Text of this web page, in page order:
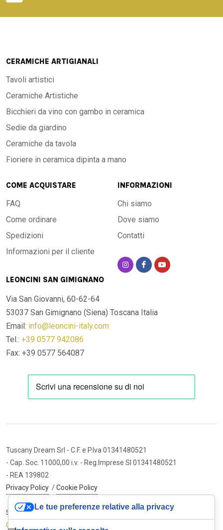
CERAMICHE ARTIGIANALI
Tavoli artistici
Ceramiche Artistiche
Bicchieri da vino con gambo in ceramica
Sedie da giardino
Ceramiche da tavola
Fioriere in ceramica dipinta a mano
COME ACQUISTARE
FAQ
Come ordinare
Spedizioni
Informazioni per il cliente
INFORMAZIONI
Chi siamo
Dove siamo
Contatti
LEONCINI SAN GIMIGNANO
Via San Giovanni, 60-62-64
53037 San Gimignano (Siena) Toscana Italia
Email: info@leoncini-italy.com
Tel.: +39 0577 942086
Fax: +39 0577 564087
Tuscany Dream Srl - C.F. e P.Iva 01341480521
- Cap. Soc. 11000,00 i.v. - Reg.Imprese SI 01341480521
- REA 139802
Privacy Policy /Cookie Policy
Sito internet ed e-commerce
Cybermarket Web Agency
Le tue preferenze relative alla privacy